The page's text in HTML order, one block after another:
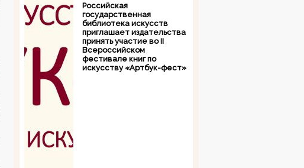
Российская
государственная
библиотека искусств
приглашает издательства
принять участие во II
Всероссийском
фестивале книг по
искусству «Артбук-фест»